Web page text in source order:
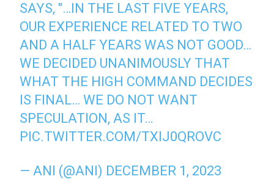
SAYS, "…IN THE LAST FIVE YEARS,
OUR EXPERIENCE RELATED TO TWO
AND A HALF YEARS WAS NOT GOOD…
WE DECIDED UNANIMOUSLY THAT
WHAT THE HIGH COMMAND DECIDES
IS FINAL… WE DO NOT WANT
SPECULATION, AS IT…
PIC.TWITTER.COM/TXIJ0QROVC
— ANI (@ANI) DECEMBER 1, 2023